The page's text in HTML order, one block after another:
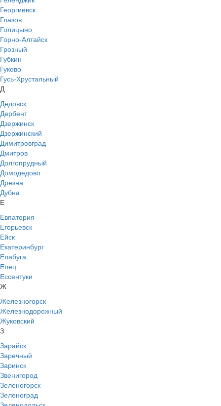
Георгиевск
Глазов
Голицыно
Горно-Алтайск
Грозный
Губкин
Гуково
Гусь-Хрустальный
Д
Дедовск
Дербент
Дзержинск
Дзержинский
Димитровград
Дмитров
Долгопрудный
Домодедово
Дрезна
Дубна
Е
Евпатория
Егорьевск
Ейск
Екатеринбург
Елабуга
Елец
Ессентуки
Ж
Железногорск
Железнодорожный
Жуковский
З
Зарайск
Заречный
Заринск
Звенигород
Зеленогорск
Зеленоград